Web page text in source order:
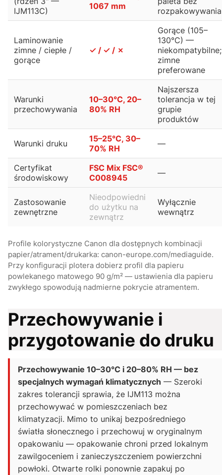
IJM113C)
1067 mm
rozpakowywania
Laminowanie
zimne / ciepłe /
gorące
✓ / ✓ / ✗
Gorące (105–
130°C) —
niekompatybilne;
zimne
preferowane
Warunki
przechowywania
10–30°C, 20–
80% RH
Najszersza
tolerancja w tej
grupie
produktów
Warunki druku
15–25°C, 30–
70% RH
—
Certyfikat
środowiskowy
FSC Mix FSC®
C008945
—
Zastosowanie
zewnętrzne
Nieodpowiedni
do użytku na
zewnątrz
Wyłącznie
wewnątrz
Profile kolorystyczne Canon dla dostępnych kombinacji
papier/atrament/drukarka: canon-europe.com/mediaguide.
Przy konfiguracji plotera dobierz profil dla papieru
powlekanego matowego 90 g/m² — ustawienia dla papieru
zwykłego spowodują nadmierne pokrycie atramentem.
Przechowywanie i
przygotowanie do druku
Przechowywanie 10–30°C i 20–80% RH — bez
specjalnych wymagań klimatycznych — Szeroki
zakres tolerancji sprawia, że IJM113 można
przechowywać w pomieszczeniach bez
klimatyzacji. Mimo to unikaj bezpośredniego
światła słonecznego i przechowuj w oryginalnym
opakowaniu — opakowanie chroni przed lokalnym
zawilgoceniem i zanieczyszczeniem powierzchni
powłoki. Otwarte rolki ponownie zapakuj po